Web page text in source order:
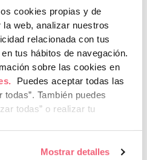
cookies propias y de
web, analizar nuestros
relacionada con tus
tus hábitos de navegación.
sobre las cookies en
Puedes aceptar todas las
todas”. También puedes
todas” o realizar tu
Mostrar detalles
de privacidad
de privacidad
cualquier medio, incluidos
en los que participe / colabore
y otras comunicaciones de